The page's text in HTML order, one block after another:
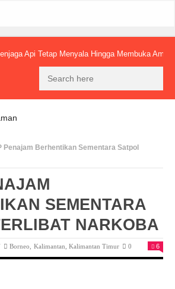
Api Tetap Menyala Hingga Membuka
Penajam Berhentikan Sementara Satpol
SEMENTARA
NARKOBA
Borneo Kalimantan ,Kalimantan Timur 0 6